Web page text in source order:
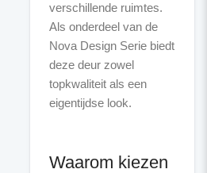
verschillende ruimtes.
Als onderdeel van de
Nova Design Serie biedt
deze deur zowel
topkwaliteit als een
eigentijdse look.
Waarom kiezen